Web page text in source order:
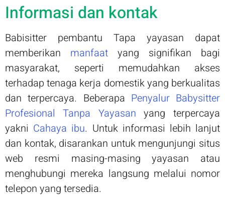
Informasi dan kontak
Babisitter pembantu Tapa yayasan dapat
memberikan manfaat yang signifikan bagi
masyarakat, seperti memudahkan akses
terhadap tenaga kerja domestik yang berkualitas
dan terpercaya. Beberapa Penyalur Babysitter
Profesional Tanpa Yayasan yang terpercaya
yakni Cahaya ibu. Untuk informasi lebih lanjut
dan kontak, disarankan untuk mengunjungi situs
web resmi masing-masing yayasan atau
menghubungi mereka langsung melalui nomor
telepon yang tersedia.